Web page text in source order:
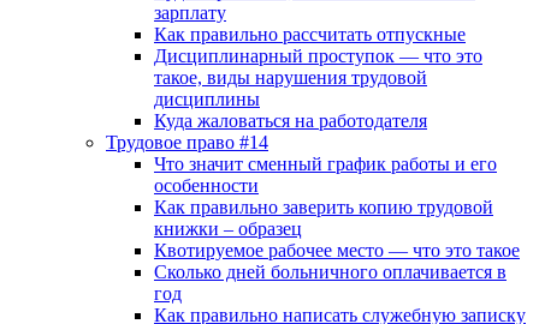
зарплату
Как правильно рассчитать отпускные
Дисциплинарный проступок — что это
такое, виды нарушения трудовой
дисциплины
Куда жаловаться на работодателя
Трудовое право #14
Что значит сменный график работы и его
особенности
Как правильно заверить копию трудовой
книжки – образец
Квотируемое рабочее место — что это такое
Сколько дней больничного оплачивается в
год
Как правильно написать служебную записку